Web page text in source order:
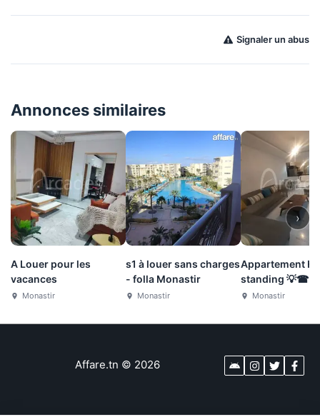
Signaler un abus
Annonces similaires
A Louer pour les
vacances
Monastir
s1 à louer sans charges
- folla Monastir
Monastir
Appartement
standing 💡☎
Monastir
›
Affare.tn © 2026